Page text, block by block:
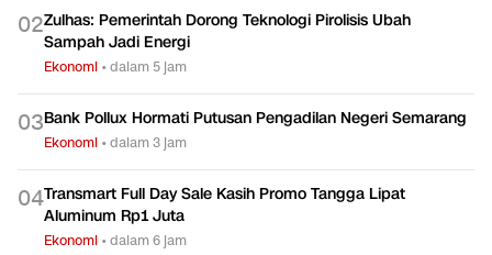
02Zulhas: Pemerintah Dorong Teknologi Pirolisis Ubah
Sampah Jadi Energi
Ekonomi •dalam 5 jam
03Bank Pollux Hormati Putusan Pengadilan Negeri Semarang
Ekonomi •dalam 3 jam
04Transmart Full Day Sale Kasih Promo Tangga Lipat
Aluminum Rp1 Juta
Ekonomi •dalam 6 jam